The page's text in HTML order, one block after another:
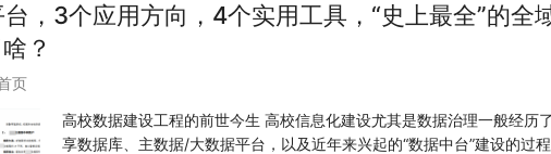
，3个应用方向，4个实用工具，“史上最全”的全
？
页
高校数据建设工程的前世今生 高校信息化建设尤其是数据治理一般经历
享数据库、主数据/大数据平台，以及近年来兴起的“数据中台”建设的过程